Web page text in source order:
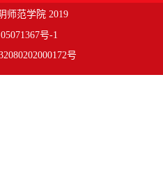
师范学院 2019
号-1
号